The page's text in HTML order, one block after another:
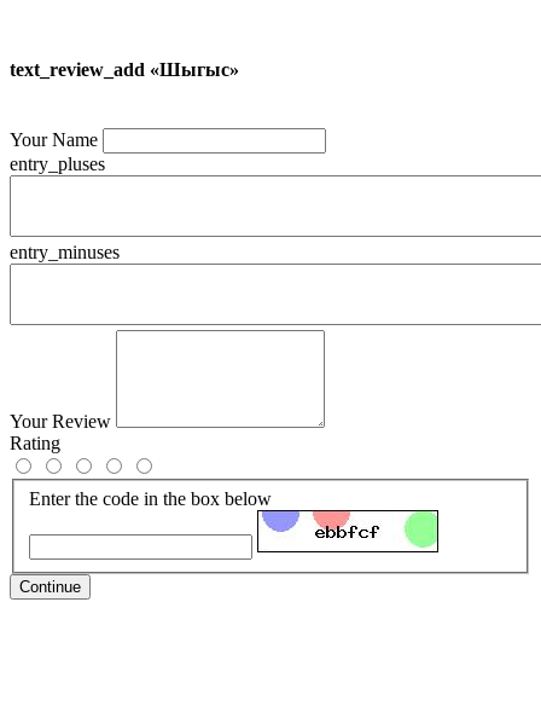
text_review_add «Шыгыс»
Your Name
entry_pluses
entry_minuses
Your Review
Rating
Enter the code in the box below
Continue